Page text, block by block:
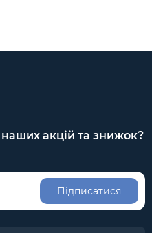
наших акцій та знижок?
Підписатися